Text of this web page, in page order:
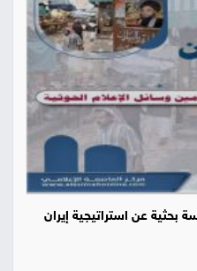
بحثية عن استراتيجية إيران